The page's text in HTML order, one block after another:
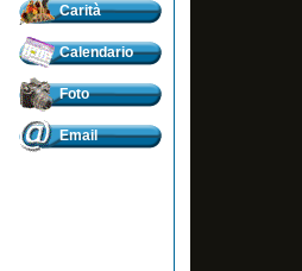
Carità
Calendario
Foto
Email